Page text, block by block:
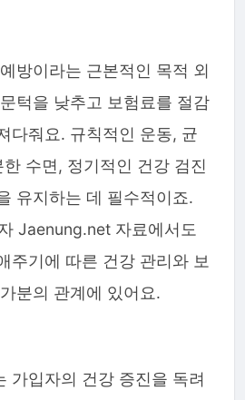
방이라는 근본적인 목적 외
턱을 낮추고 보험료를 절감
다줘요. 규칙적인 운동, 균
수면, 정기적인 건강 검진
유지하는 데 필수적이죠.
Jaenung.net 자료에서도
주기에 따른 건강 관리와 보
분의 관계에 있어요.
가입자의 건강 증진을 독려